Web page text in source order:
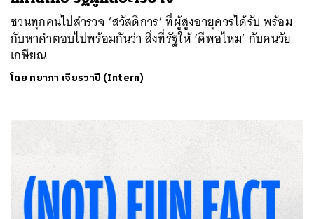
ชวนทุกคนไปสำรวจ ‘สวัสดิการ’ ที่ผู้สูงอายุควรได้รับ พร้อม
กับหาคำตอบไปพร้อมกันว่า สิ่งที่รัฐให้ ‘ดีพอไหม’ กับคนวัย
เกษียณ
โดย ทยาภา เจียรวาปี (Intern)